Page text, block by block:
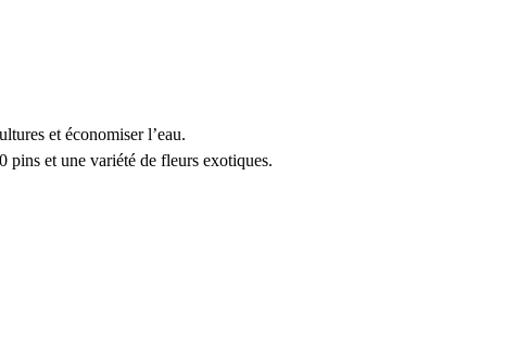
et économiser l’eau.
pins et une variété de fleurs exotiques.